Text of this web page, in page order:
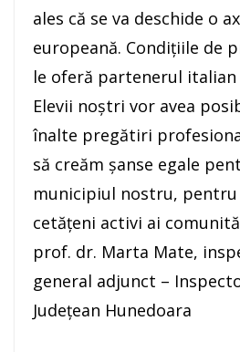
ales că se va deschide o
europeană. Condițiile de
le oferă partenerul
Elevii noștri vor avea
înalte pregătiri
să creăm șanse egale
municipiul nostru, pentru
cetățeni activi ai
prof. dr. Marta Mate,
general adjunct –
Județean Hunedoara